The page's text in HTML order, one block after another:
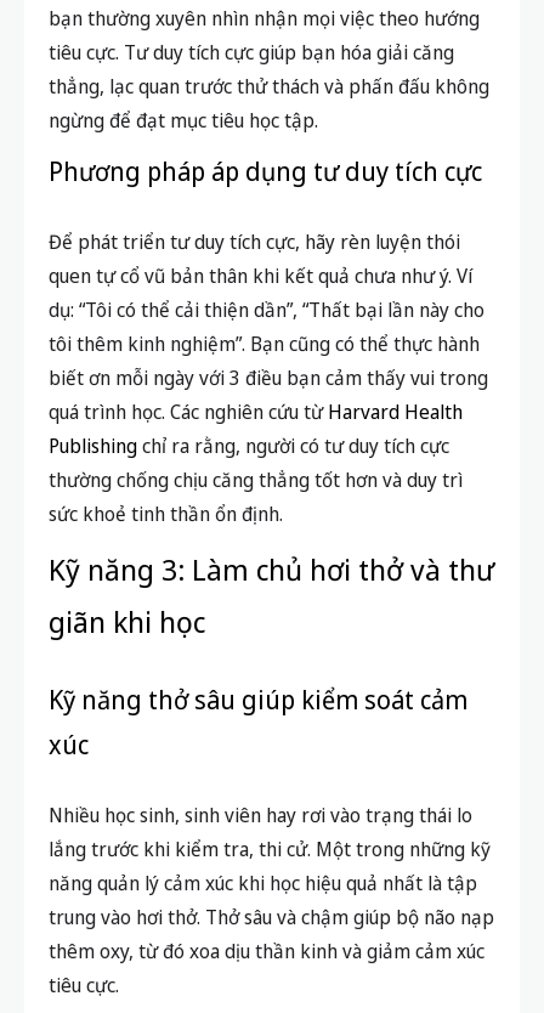
bạn thường xuyên nhìn nhận mọi việc theo hướng
tiêu cực. Tư duy tích cực giúp bạn hóa giải căng
thẳng, lạc quan trước thử thách và phấn đấu không
ngừng để đạt mục tiêu học tập.
Phương pháp áp dụng tư duy tích cực
Để phát triển tư duy tích cực, hãy rèn luyện thói
quen tự cổ vũ bản thân khi kết quả chưa như ý. Ví
dụ: “Tôi có thể cải thiện dần”, “Thất bại lần này cho
tôi thêm kinh nghiệm”. Bạn cũng có thể thực hành
biết ơn mỗi ngày với 3 điều bạn cảm thấy vui trong
quá trình học. Các nghiên cứu từHarvard Health
Publishingchỉ ra rằng, người có tư duy tích cực
thường chống chịu căng thẳng tốt hơn và duy trì
sức khoẻ tinh thần ổn định.
Kỹ năng 3: Làm chủ hơi thở và thư
giãn khi học
Kỹ năng thở sâu giúp kiểm soát cảm
xúc
Nhiều học sinh, sinh viên hay rơi vào trạng thái lo
lắng trước khi kiểm tra, thi cử. Một trong những kỹ
năng quản lý cảm xúc khi học hiệu quả nhất là tập
trung vào hơi thở. Thở sâu và chậm giúp bộ não nạp
thêm oxy, từ đó xoa dịu thần kinh và giảm cảm xúc
tiêu cực.